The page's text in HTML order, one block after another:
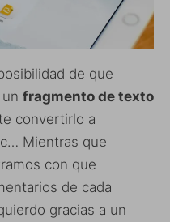
de que
fragmento de texto
convertirlo a
Mientras que
con que
de cada
gracias a un